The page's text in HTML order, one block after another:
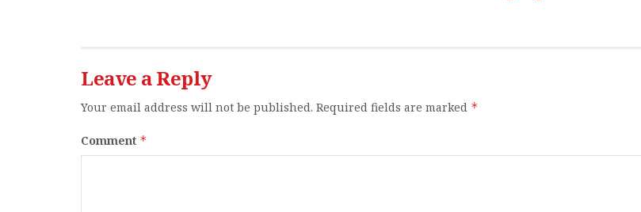
Leave a Reply
Your email address will not be published. Required fields are marked *
Comment *